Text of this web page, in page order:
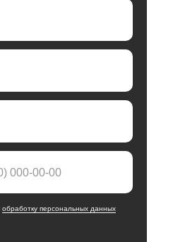
обработку персональных данных